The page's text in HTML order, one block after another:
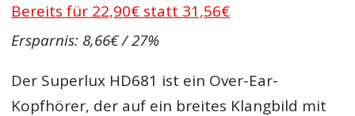
Bereits für 22,90€ statt 31,56€
Ersparnis: 8,66€ / 27%
Der Superlux HD681 ist ein Over-Ear-
Kopfhörer, der auf ein breites Klangbild mit